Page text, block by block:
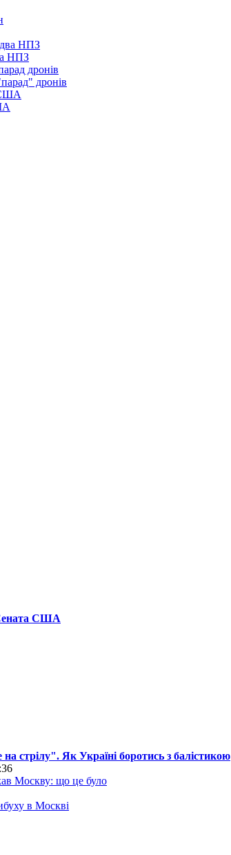
НПЗ
дронів
Сената США
стрілу". Як Україні боротись з балістикою
Москву: що це було
в Москві